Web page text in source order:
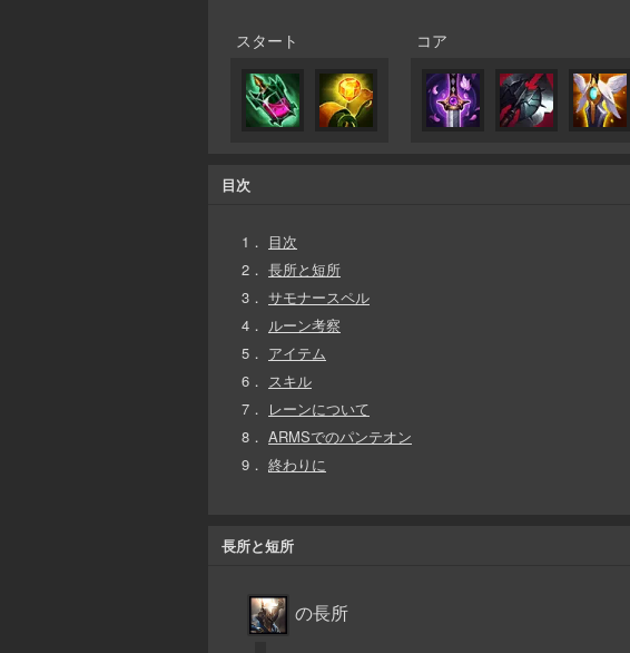
スタート コア
目次
1． 目次
2． 長所と短所
3． サモナースペル
4． ルーン考察
5． アイテム
6． スキル
7． レーンについて
8． ARMSでのパンテオン
9． 終わりに
長所と短所
の長所